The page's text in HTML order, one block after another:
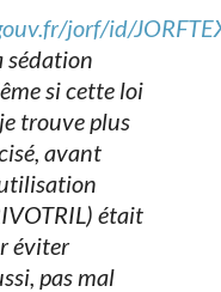
jorf/id/
sédation
si cette loi
trouve plus
avant
était
éviter
pas mal